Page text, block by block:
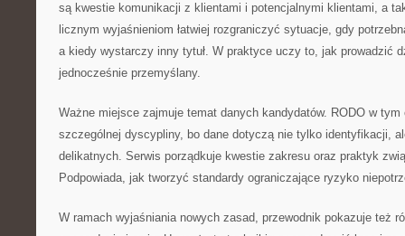
są kwestie komunikacji z klientami i potencjalnymi klientami, a
licznym wyjaśnieniom łatwiej rozgraniczyć sytuacje, gdy
a kiedy wystarczy inny tytuł. W praktyce uczy to, jak prowadzić
jednocześnie przemyślany.
Ważne miejsce zajmuje temat danych kandydatów. RODO w tym
szczególnej dyscypliny, bo dane dotyczą nie tylko identyfikacji,
delikatnych. Serwis porządkuje kwestie zakresu oraz praktyk
Podpowiada, jak tworzyć standardy ograniczające ryzyko
W ramach wyjaśniania nowych zasad, przewodnik pokazuje też